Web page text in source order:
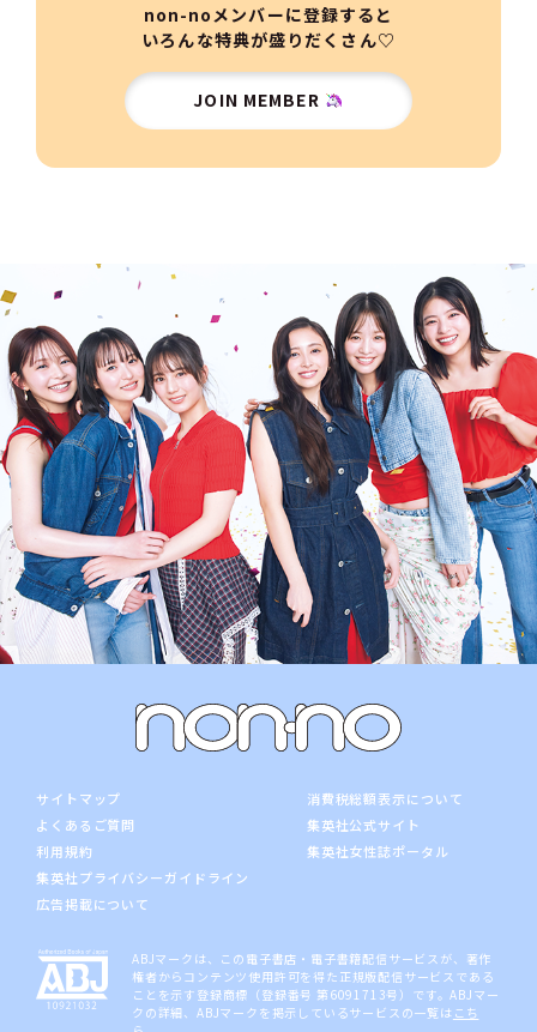
non-noメンバーに登録すると
いろんな特典が盛りだくさん♡
JOIN MEMBER
サイトマップ
よくあるご質問
利用規約
集英社プライバシーガイドライン
広告掲載について
消費税総額表示について
集英社公式サイト
集英社女性誌ポータル
ABJマークは、この電子書店・電子書籍配信サービスが、著作
権者からコンテンツ使用許可を得た正規版配信サービスである
ことを示す登録商標（登録番号 第6091713号）です。ABJマー
クの詳細、ABJマークを掲示しているサービスの一覧は こち